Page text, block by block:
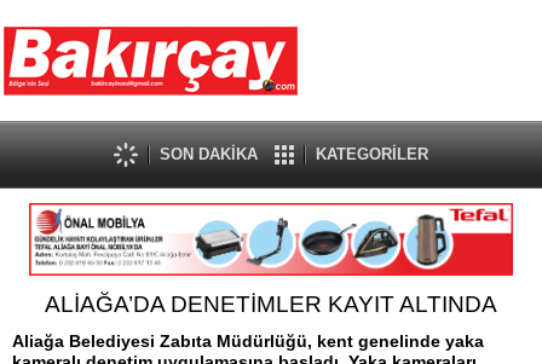
SON DAKİKA KATEGORİLER
ALİAĞA’DA DENETİMLER KAYIT ALTINDA
Aliağa Belediyesi Zabıta Müdürlüğü, kent genelinde yaka